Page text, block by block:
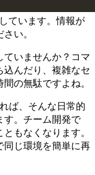
ています。情報が
い。
ていませんか？コマ
込んだり、複雑なセ
の無駄ですよね。
ば、そんな日常的
す。チーム開発で
もなくなります。
同じ環境を簡単に再